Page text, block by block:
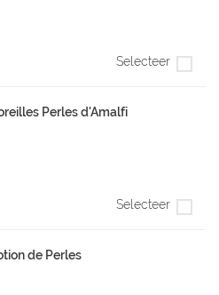
Selecteer
Perles d'Amalfi
Selecteer
de Perles